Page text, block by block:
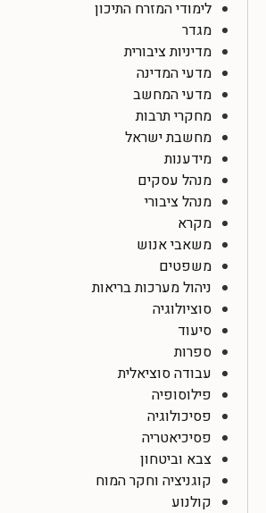
לימודי המזרח התיכון
מגדר
מדיניות ציבורית
מדעי המדינה
מדעי המחשב
מחקרי תרבות
מחשבת ישראל
מידענות
מנהל עסקים
מנהל ציבורי
מקרא
משאבי אנוש
משפטים
ניהול מערכות בריאות
סוציולוגיה
סיעוד
ספרות
עבודה סוציאלית
פילוסופיה
פסיכולוגיה
פסיכיאטריה
צבא וביטחון
קוגניציה וחקר המוח
קולנוע